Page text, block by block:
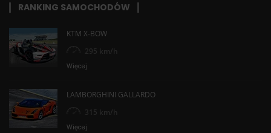
RANKING SAMOCHODÓW
KTM X-BOW
295 km/h
Więcej
LAMBORGHINI GALLARDO
315 km/h
Więcej